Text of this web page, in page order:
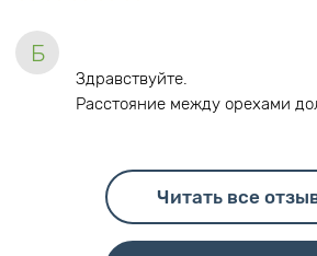
Б
Здравствуйте.
Расстояние между орехами
Читать все